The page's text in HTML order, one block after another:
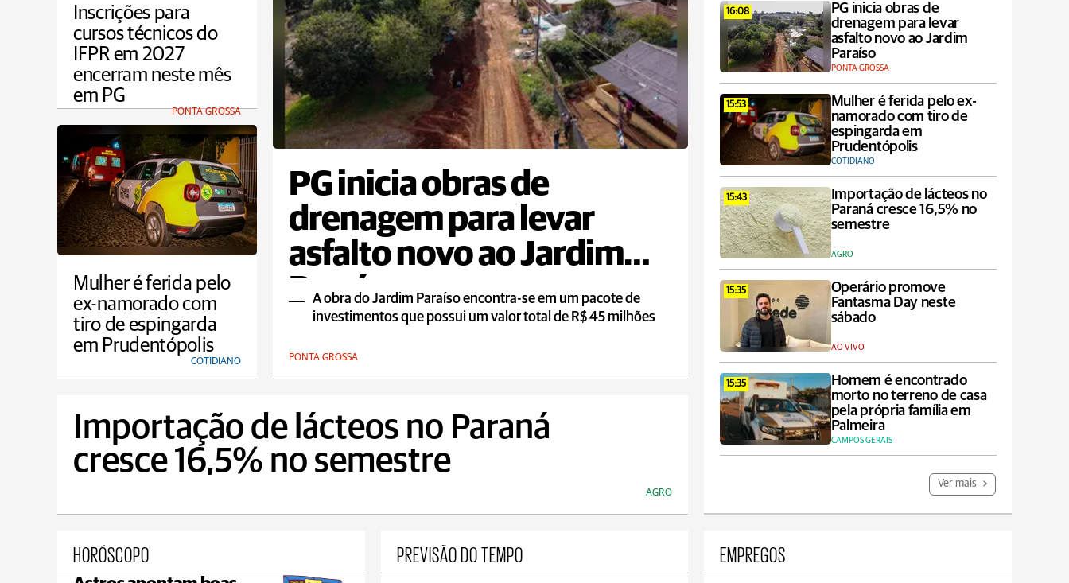
Inscrições para
cursos técnicos do
IFPR em 2027
encerram neste mês
em PG
PONTA GROSSA
PG inicia obras de
drenagem para levar
asfalto novo ao Jardim
Paraíso
A obra do Jardim Paraíso encontra-se em um pacote de
investimentos que possui um valor total de R$ 45 milhões
PONTA GROSSA
16:08
PG inicia obras de
drenagem para levar
asfalto novo ao Jardim
Paraíso
PONTA GROSSA
15:53
Mulher é ferida pelo ex-
namorado com tiro de
espingarda em
Prudentópolis
COTIDIANO
15:43
Importação de lácteos no
Paraná cresce 16,5% no
semestre
AGRO
15:35
Operário promove
Fantasma Day neste
sábado
AO VIVO
15:35
Homem é encontrado
morto no terreno de casa
pela própria família em
Palmeira
CAMPOS GERAIS
Ver mais
Mulher é ferida pelo
ex-namorado com
tiro de espingarda
em Prudentópolis
COTIDIANO
Importação de lácteos no Paraná
cresce 16,5% no semestre
AGRO
HORÓSCOPO PREVISÃO DO TEMPO EMPREGOS